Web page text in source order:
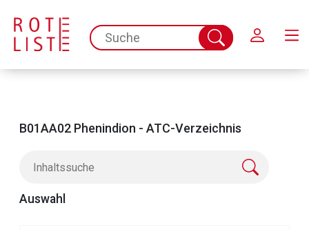
spc.search.input.placeholder
Suche
abschicken
B01AA02 Phenindion - ATC-Verzeichnis
Auswahl